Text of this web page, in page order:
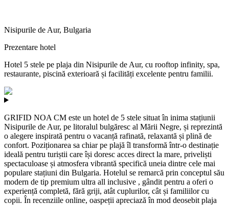
Nisipurile de Aur, Bulgaria
Prezentare hotel
Hotel 5 stele pe plaja din Nisipurile de Aur, cu rooftop infinity, spa,
restaurante, piscină exterioară și facilități excelente pentru familii.
GRIFID NOA CM este un hotel de 5 stele situat în inima stațiunii
Nisipurile de Aur, pe litoralul bulgăresc al Mării Negre, și reprezintă
o alegere inspirată pentru o vacanță rafinată, relaxantă și plină de
confort. Poziționarea sa chiar pe plajă îl transformă într-o destinație
ideală pentru turiștii care își doresc acces direct la mare, priveliști
spectaculoase și atmosfera vibrantă specifică uneia dintre cele mai
populare stațiuni din Bulgaria. Hotelul se remarcă prin conceptul său
modern de tip premium ultra all inclusive , gândit pentru a oferi o
experiență completă, fără griji, atât cuplurilor, cât și familiilor cu
copii. În recenziile online, oaspeții apreciază în mod deosebit plaja